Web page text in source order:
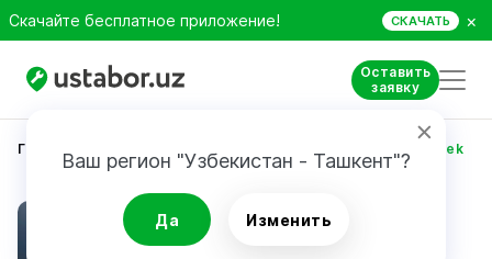
Скачайте бесплатное приложение! СКАЧАТЬ ×
Оставить
заявку
Ваш регион "Узбекистан - Ташкент"?
Да Изменить
Главная Madumarov Azbek
Madumarov Azbek